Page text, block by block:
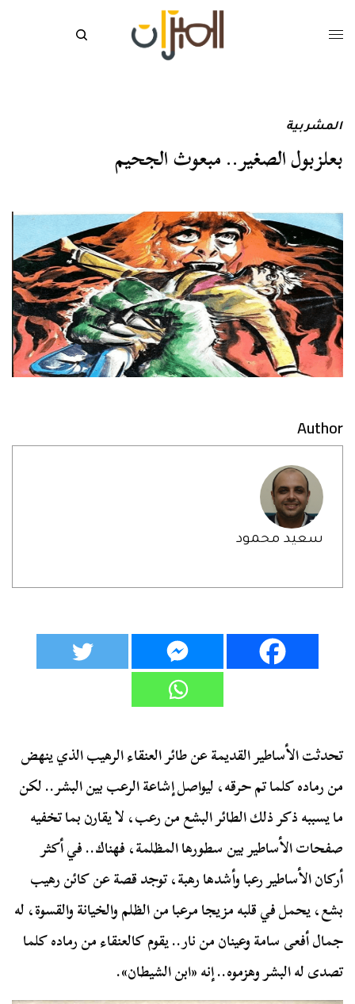
المشربية
بعلزبول الصغير.. مبعوث الجحيم
Author
سعيد محمود
تحدثت الأساطير القديمة عن طائر العنقاء الرهيب الذي ينهض
من رماده كلما تم حرقه، ليواصل إشاعة الرعب بين البشر.. لكن
ما يسببه ذكر ذلك الطائر البشع من رعب، لا يقارن بما تخفيه
صفحات الأساطير بين سطورها المظلمة، فهناك.. في أكثر
أركان الأساطير رعبا وأشدها رهبة، توجد قصة عن كائن رهيب
بشع، يحمل في قلبه مزيجا مرعبا من الظلم والخيانة والقسوة، له
جمال أفعى سامة وعينان من نار.. يقوم كالعنقاء من رماده كلما
تصدى له البشر وهزموه.. إنه «ابن الشيطان».